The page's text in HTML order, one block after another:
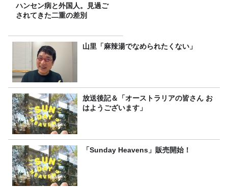
ハンセン病と外国人。見過ご
されてきた二重の差別
山里「麻辣湯でなめられたくない」
放送後記＆「オーストラリアの皆さん お
はようございます」
「Sunday Heavens」販売開始！